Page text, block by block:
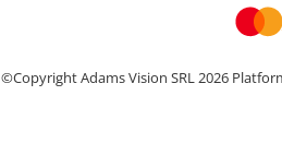
©Copyright Adams Vision SRL 2026